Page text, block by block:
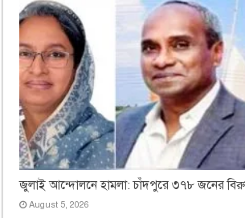
জুলাই আন্দোলনে হামলা: চাঁদপুরে ৩৭৮ জনের
August 5, 2026